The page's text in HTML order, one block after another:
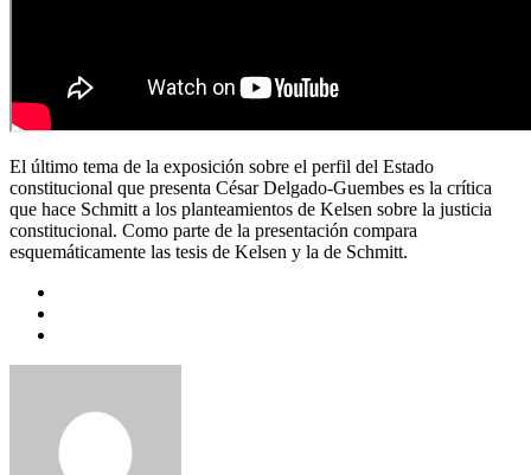
El último tema de la exposición sobre el perfil del Estado
constitucional que presenta César Delgado-Guembes es la crítica
que hace Schmitt a los planteamientos de Kelsen sobre la justicia
constitucional. Como parte de la presentación compara
esquemáticamente las tesis de Kelsen y la de Schmitt.